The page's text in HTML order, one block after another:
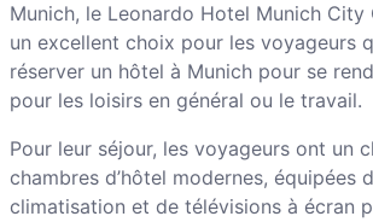
Munich, le Leonardo Hotel Munich City
un excellent choix pour les voyageurs
réserver un hôtel à Munich pour se
pour les loisirs en général ou le travail.
Pour leur séjour, les voyageurs ont un
chambres d’hôtel modernes, équipées
climatisation et de télévisions à écran